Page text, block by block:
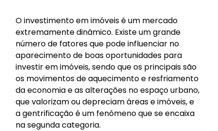
O investimento em imóveis é um mercado
extremamente dinâmico. Existe um grande
número de fatores que pode influenciar no
aparecimento de boas oportunidades para
investir em imóveis, sendo que os principais são
os movimentos de aquecimento e resfriamento
da economia e as alterações no espaço urbano,
que valorizam ou depreciam áreas e imóveis, e
a gentrificação é um fenômeno que se encaixa
na segunda categoria.